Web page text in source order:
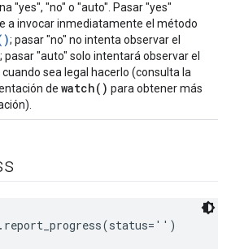
"yes", "no" o "auto". Pasar "yes"
a invocar inmediatamente el método
; pasar "no" no intenta observar el
pasar "auto" solo intentará observar el
sea legal hacerlo (consulta la
de watch( ) para obtener más